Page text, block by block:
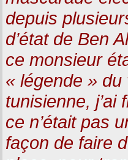
depuis
d’état de Ben
ce monsieur
« légende »
tunisienne, j’ai
ce n’était pas
façon de faire